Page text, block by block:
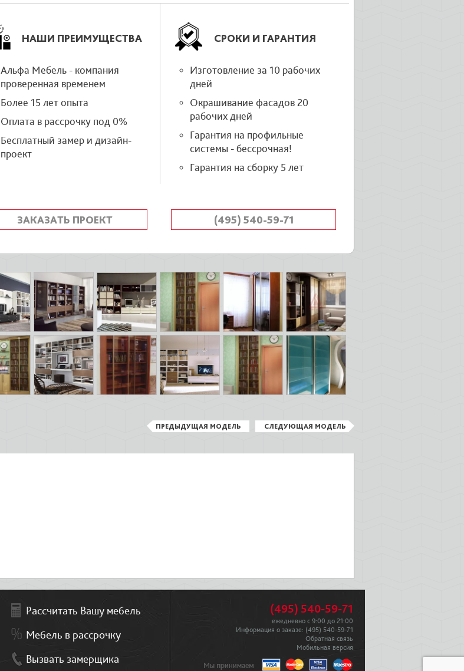
НАШИ ПРЕИМУЩЕСТВА
Альфа Мебель - компания
проверенная временем
Более 15 лет опыта
Оплата в рассрочку под 0%
Бесплатный замер и дизайн-
проект
СРОКИ И ГАРАНТИЯ
Изготовление за 10 рабочих
дней
Окрашивание фасадов 20
рабочих дней
Гарантия на профильные
системы - бессрочная!
Гарантия на сборку 5 лет
ЗАКАЗАТЬ ПРОЕКТ (495) 540-59-71
ПРЕДЫДУЩАЯ МОДЕЛЬ СЛЕДУЮЩАЯ МОДЕЛЬ
Рассчитать Вашу мебель
Мебель в рассрочку
Вызвать замерщика
(495) 540-59-71
ежедневно с 9:00 до 21:00
Информация о заказе: (495) 540-59-71
Обратная связь
Мобильная версия